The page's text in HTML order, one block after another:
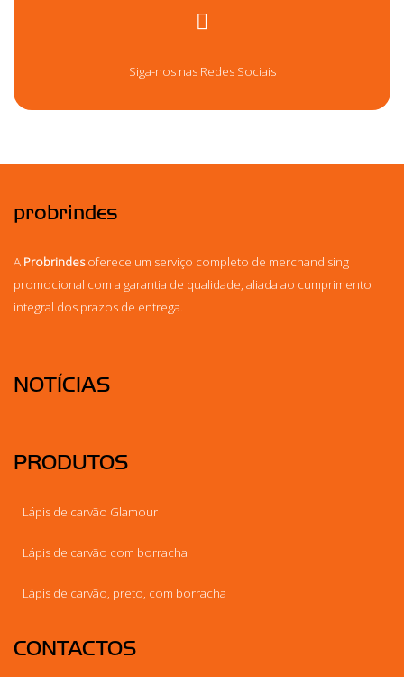
Siga-nos nas Redes Sociais
probrindes
A Probrindesoferece um serviço completo de merchandising
promocional com a garantia de qualidade, aliada ao cumprimento
integral dos prazos de entrega.
NOTÍCIAS
PRODUTOS
Lápis de carvão Glamour
Lápis de carvão com borracha
Lápis de carvão, preto, com borracha
CONTACTOS